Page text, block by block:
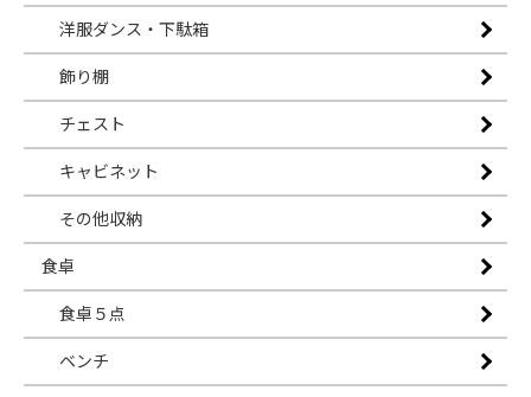
洋服ダンス・下駄箱
飾り棚
チェスト
キャビネット
その他収納
食卓
食卓５点
ベンチ